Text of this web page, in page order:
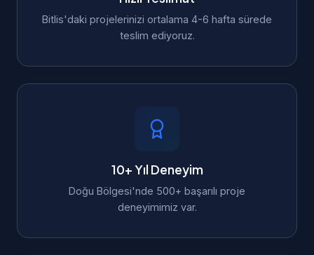
Bitlis'daki projelerinizi ortalama 4-6 hafta sürede
teslim ediyoruz.
10+ Yıl Deneyim
Doğu Bölgesi'nde 500+ başarılı proje
deneyimimiz var.